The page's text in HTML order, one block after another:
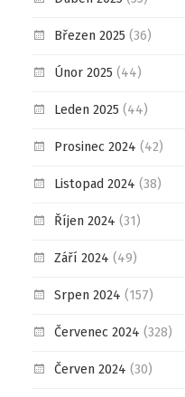
Březen 2025 (36)
Únor 2025 (44)
Leden 2025 (44)
Prosinec 2024 (42)
Listopad 2024 (38)
Říjen 2024 (31)
Září 2024 (49)
Srpen 2024 (157)
Červenec 2024 (328)
Červen 2024 (30)